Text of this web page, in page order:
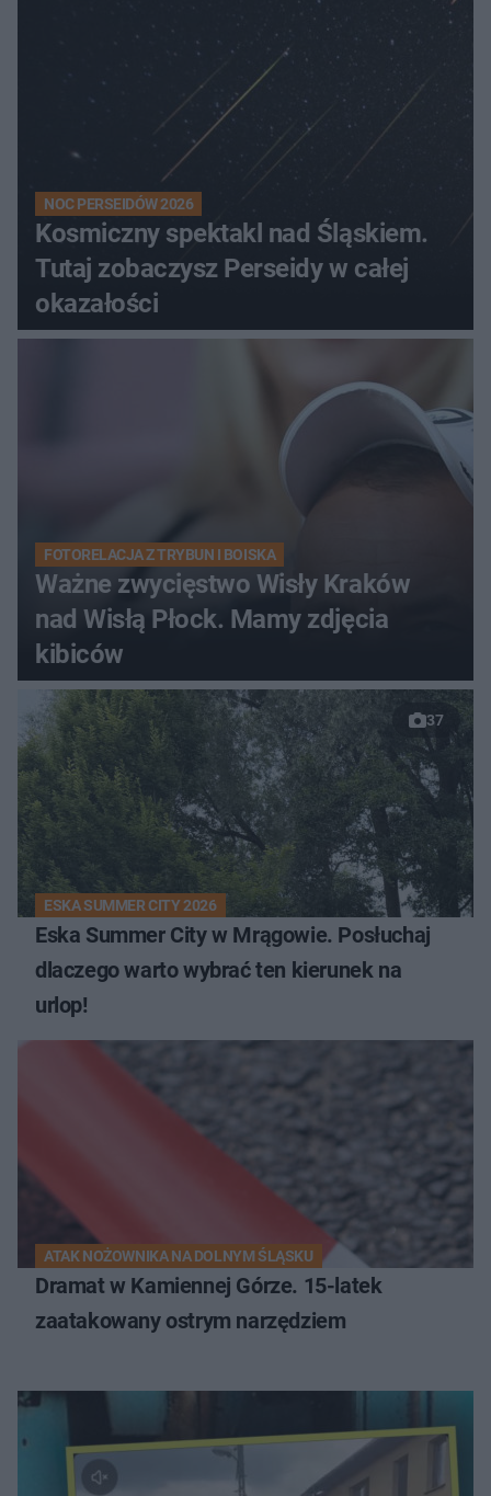
NOC PERSEIDÓW 2026
Kosmiczny spektakl nad Śląskiem.
Tutaj zobaczysz Perseidy w całej
okazałości
FOTORELACJA Z TRYBUN I BOISKA
Ważne zwycięstwo Wisły Kraków
nad Wisłą Płock. Mamy zdjęcia
kibiców
37
ESKA SUMMER CITY 2026
Eska Summer City w Mrągowie. Posłuchaj
dlaczego warto wybrać ten kierunek na
urlop!
ATAK NOŻOWNIKA NA DOLNYM ŚLĄSKU
Dramat w Kamiennej Górze. 15-latek
zaatakowany ostrym narzędziem